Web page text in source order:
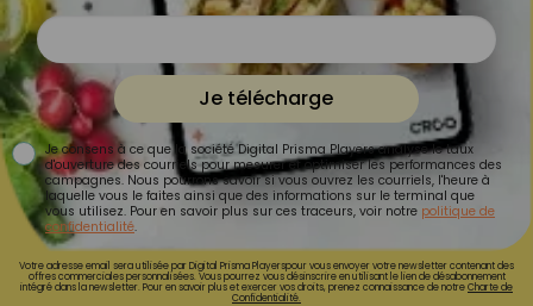
Je télécharge
Je consens à ce que la société Digital Prisma Players analyse le taux
d'ouverture des courriels pour mesurer et optimiser les performances des
campagnes. Nous pourrons savoir si vous ouvrez les courriels, l'heure à
laquelle vous le faites ainsi que des informations sur le terminal que
vous utilisez. Pour en savoir plus sur ces traceurs, voir notre politique de
confidentialité.
Votre adresse email sera utilisée par Digital Prisma Playerspour vous envoyer votre newsletter contenant des
offres commerciales personnalisées. Vous pourrez vous désinscrire en utilisant le lien de désabonnement
intégré dans la newsletter. Pour en savoir plus et exercer vos droits, prenez connaissance de notreCharte de
Confidentialité.